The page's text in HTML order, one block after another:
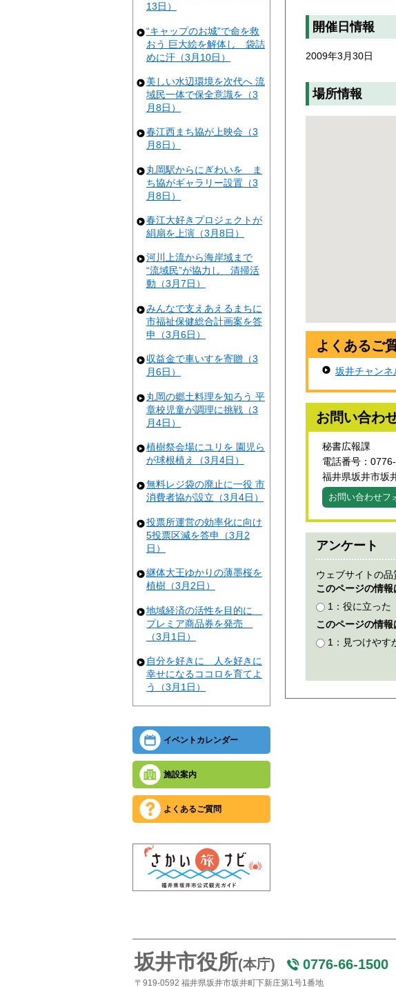
13日）
“キャップのお城”で命を救
おう 巨大絵を解体し 袋詰
めに汗（3月10日）
美しい水辺環境を次代へ 流
域民一体で保全意識を（3
月8日）
春江西まち協が上映会（3
月8日）
丸岡駅からにぎわいを ま
ち協がギャラリー設置（3
月8日）
春江大好きプロジェクトが
絹扇を上演（3月8日）
河川上流から海岸域まで
“流域民”が協力し 清掃活
動（3月7日）
みんなで支えあえるまちに
市福祉保健総合計画案を答
申（3月6日）
収益金で車いすを寄贈（3
月6日）
丸岡の郷土料理を知ろう 平
章校児童が調理に挑戦（3
月4日）
植樹祭会場にユリを 園児ら
が球根植え（3月4日）
無料レジ袋の廃止に一役 市
消費者協が設立（3月4日）
投票所運営の効率化に向け
5投票区減を答申（3月2
日）
継体大王ゆかりの薄墨桜を
植樹（3月2日）
地域経済の活性を目的に
プレミア商品券を発売
（3月1日）
自分を好きに 人を好きに
幸せになるココロを育てよ
う（3月1日）
イベントカレンダー
施設案内
よくあるご質問
開催日情報
2009年3月30日
場所情報
よくあるご
坂井チャン
お問い合わ
秘書広報課
電話番号：
福井県坂井市坂
お問い合わせフ
アンケート
ウェブサイトの
このページの情
1：役に立った
このページの情
1：見つけやす
坂井市役所(本庁) 0776-66-1500
〒919-0592 福井県坂井市坂井町下新庄第1号1番地